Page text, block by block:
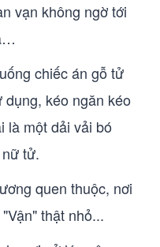
vạn không ngờ tới
chiếc án gỗ tử
kéo ngăn kéo
là một dải vải bó
tử.
quen thuộc, nơi
thật nhỏ...